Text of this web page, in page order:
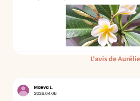
L'avis de Aurélie